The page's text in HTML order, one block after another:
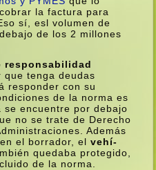
la factura para
sí­, esl volumen de
de los 2 millones
responsabilidad
que tenga deudas
responder con su
de la norma es
encuentre por debajo
no se trate de Derecho
Además
el borrador, elvehí­
quedaba protegido,
de la norma.